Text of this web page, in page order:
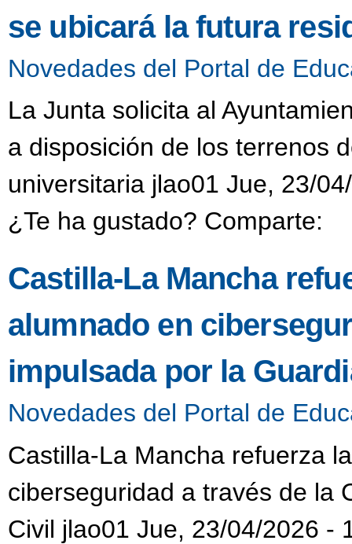
se ubicará la futura
Novedades del Portal de
La Junta solicita al
a disposición de los terrenos
universitaria jlao01 Jue, 23/
¿Te ha gustado? Comparte:
Castilla-La Mancha
alumnado en
impulsada por la
Novedades del Portal de
Castilla-La Mancha refuerza
ciberseguridad a través de la
Civil jlao01 Jue, 23/04/2026 -